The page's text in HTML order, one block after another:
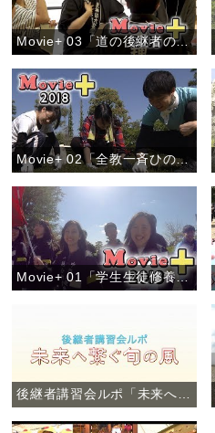
Movie+ 03「道の後継者の集い」西鎮分教会
Movie+ 02「全教一斉ひのきしんデー」
Movie+ 01「学生生徒修養会・高校卒業生コース」
後継者講習会ルポ「未来へ繋ぐ旬の風」